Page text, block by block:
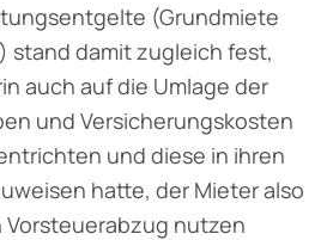
(Grundmiete
stand damit zugleich fest,
auch auf die Umlage der
und Versicherungskosten
und diese in ihren
hatte, der Mieter also
nutzen